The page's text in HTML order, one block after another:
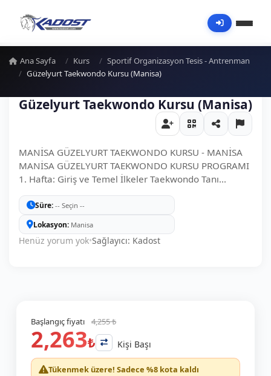
Ana Sayfa Kurs
Sportif Organizasyon Tesis - Antrenman
Güzelyurt Taekwondo Kursu (Manisa)
Güzelyurt Taekwondo Kursu (Manisa)
MANİSA GÜZELYURT TAEKWONDO KURSU - MANİSA
MANİSA GÜZELYURT TAEKWONDO KURSU PROGRAMI
1. Hafta: Giriş ve Temel İlkeler Taekwondo Tanı...
Süre -- Seçin --
Lokasyon Manisa
Henüz yorum yok•Sağlayıcı: Kadost
Başlangıç fiyatı 4,255 ₺
2,263₺ Kişi Başı
Tükenmek üzere! Sadece %8 kota kaldı